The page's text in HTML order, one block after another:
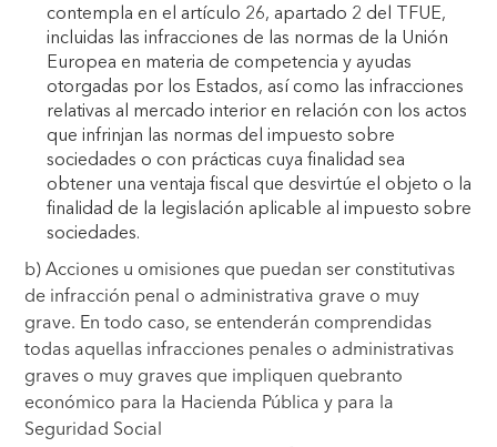
contempla en el artículo 26, apartado 2 del TFUE,
incluidas las infracciones de las normas de la Unión
Europea en materia de competencia y ayudas
otorgadas por los Estados, así como las infracciones
relativas al mercado interior en relación con los actos
que infrinjan las normas del impuesto sobre
sociedades o con prácticas cuya finalidad sea
obtener una ventaja fiscal que desvirtúe el objeto o la
finalidad de la legislación aplicable al impuesto sobre
sociedades.
b) Acciones u omisiones que puedan ser constitutivas
de infracción penal o administrativa grave o muy
grave. En todo caso, se entenderán comprendidas
todas aquellas infracciones penales o administrativas
graves o muy graves que impliquen quebranto
económico para la Hacienda Pública y para la
Seguridad Social